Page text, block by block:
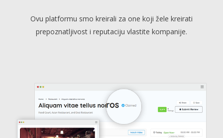
Ovu platformu smo kreirali za one koji žele kreirati
prepoznatljivost i reputaciju vlastite kompanije.